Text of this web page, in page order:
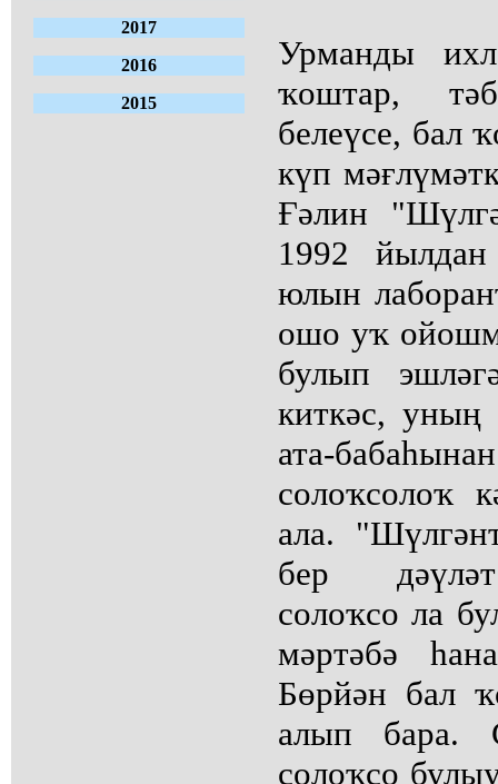
2017
2016
2015
Урманды
ҡоштар,
белеүсе, бал
күп
Ғәлин
1992
юлын
ошо уҡ
булып
киткәс, уның
ата-
солоҡсолоҡ
ала.
бер
солоҡсо ла
мәртәбә
Бөрйән бал
алып бара.
солоҡсо